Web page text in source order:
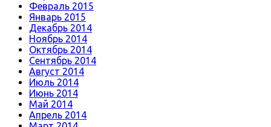
Февраль 2015
Январь 2015
Декабрь 2014
Ноябрь 2014
Октябрь 2014
Сентябрь 2014
Август 2014
Июль 2014
Июнь 2014
Май 2014
Апрель 2014